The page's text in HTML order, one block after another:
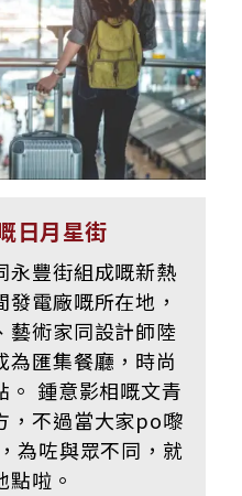
日月星街
永豐街組成嘅新熱
電廠嘅所在地，
藝術家同設計師陸
為匯集餐廳，時尚
。 鍾意影相嘅文青
，不過當大家po嚟
為咗與眾不同，就
啦。